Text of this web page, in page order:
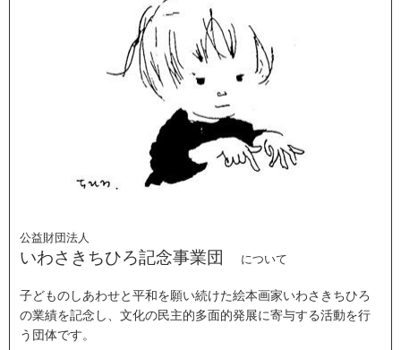
公益財団法人
いわさきちひろ記念事業団 について
子どものしあわせと平和を願い続けた絵本画家いわさきちひろ
の業績を記念し、文化の民主的多面的発展に寄与する活動を行
う団体です。